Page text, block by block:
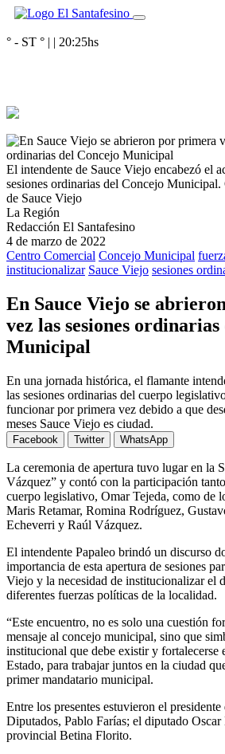
° - ST ° | | 20:25hs
El intendente de Sauce Viejo encabezó el
sesiones ordinarias del Concejo Municipal.
de Sauce Viejo
La Región
Redacción El Santafesino
4 de marzo de 2022
Centro Comercial Concejo Municipal
institucionalizar Sauce Viejo sesiones
En Sauce Viejo se
vez las sesiones
Municipal
En una jornada histórica, el flamante
las sesiones ordinarias del cuerpo
funcionar por primera vez debido a que
meses Sauce Viejo es ciudad.
Facebook Twitter WhatsApp
La ceremonia de apertura tuvo lugar en la
Vázquez” y contó con la participación
cuerpo legislativo, Omar Tejeda, como de
Maris Retamar, Romina Rodríguez,
Echeverri y Raúl Vázquez.
El intendente Papaleo brindó un discurso
importancia de esta apertura de sesiones
Viejo y la necesidad de institucionalizar el
diferentes fuerzas políticas de la localidad.
“Este encuentro, no es solo una cuestión
mensaje al concejo municipal, sino que
institucional que debe existir y fortalecerse
Estado, para trabajar juntos en la ciudad
primer mandatario municipal.
Entre los presentes estuvieron el presidente
Diputados, Pablo Farías; el diputado
provincial Betina Florito.